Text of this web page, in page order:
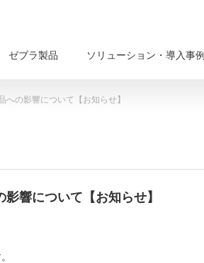
ゼブラ製品 ソリューション・導入事例
の影響について【お知らせ】
響について【お知らせ】